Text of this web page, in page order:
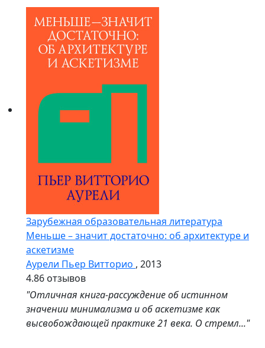
Зарубежная образовательная литература
Меньше – значит достаточно: об архитектуре и
аскетизме
Аурели Пьер Витторио , 2013
4.86 отзывов
"Отличная книга-рассуждение об истинном
значении минимализма и об аскетизме как
высвобождающей практике 21 века. О стремл..."